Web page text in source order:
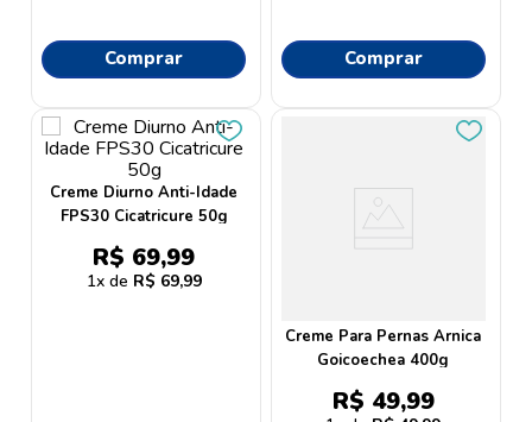
Comprar Comprar
Creme Diurno Anti-Idade
FPS30 Cicatricure 50g
R$ 69,99
1 R$ 69,99
Creme Para Pernas Arnica
Goicoechea 400g
R$ 49,99